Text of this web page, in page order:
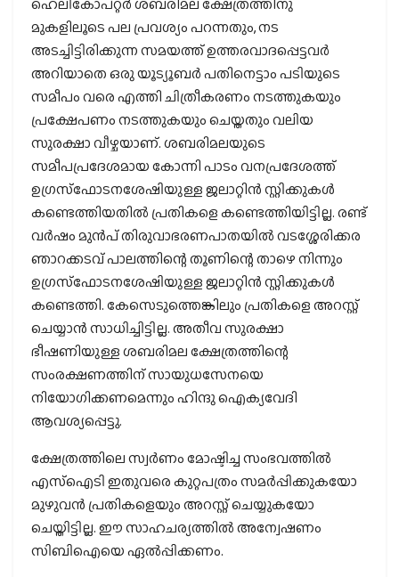
ഹെലികോപ്റ്റര്‍ ശബരിമല ക്ഷേത്രത്തിനു
മുകളിലൂടെ പല പ്രവശ്യം പറന്നതും, നട
അടച്ചിട്ടിരിക്കുന്ന സമയത്ത് ഉത്തരവാദപ്പെട്ടവര്‍
അറിയാതെ ഒരു യൂട്യൂബര്‍ പതിനെട്ടാം പടിയുടെ
സമീപം വരെ എത്തി ചിത്രീകരണം നടത്തുകയും
പ്രക്ഷേപണം നടത്തുകയും ചെയ്തതും വലിയ
സുരക്ഷാ വീഴ്ചയാണ്. ശബരിമലയുടെ
സമീപപ്രദേശമായ കോന്നി പാടം വനപ്രദേശത്ത്
ഉഗ്രസ്‌ഫോടനശേഷിയുള്ള ജലാറ്റിന്‍ സ്റ്റിക്കുകള്‍
കണ്ടെത്തിയതില്‍ പ്രതികളെ കണ്ടെത്തിയിട്ടില്ല. രണ്ട്
വര്‍ഷം മുന്‍പ് തിരുവാഭരണപാതയില്‍ വടശ്ശേരിക്കര
ഞാറക്കടവ് പാലത്തിന്റെ തൂണിന്റെ താഴെ നിന്നും
ഉഗ്രസ്‌ഫോടനശേഷിയുള്ള ജലാറ്റിന്‍ സ്റ്റിക്കുകള്‍
കണ്ടെത്തി. കേസെടുത്തെങ്കിലും പ്രതികളെ അറസ്റ്റ്
ചെയ്യാന്‍ സാധിച്ചിട്ടില്ല. അതീവ സുരക്ഷാ
ഭീഷണിയുള്ള ശബരിമല ക്ഷേത്രത്തിന്റെ
സംരക്ഷണത്തിന് സായുധസേനയെ
നിയോഗിക്കണമെന്നും ഹിന്ദു ഐക്യവേദി
ആവശ്യപ്പെട്ടു.
ക്ഷേത്രത്തിലെ സ്വര്‍ണം മോഷ്ടിച്ച സംഭവത്തില്‍
എസ്‌ഐടി ഇതുവരെ കുറ്റപത്രം സമര്‍പ്പിക്കുകയോ
മുഴുവന്‍ പ്രതികളെയും അറസ്റ്റ് ചെയ്യുകയോ
ചെയ്തിട്ടില്ല. ഈ സാഹചര്യത്തില്‍ അന്വേഷണം
സിബിഐയെ ഏല്‍പ്പിക്കണം.